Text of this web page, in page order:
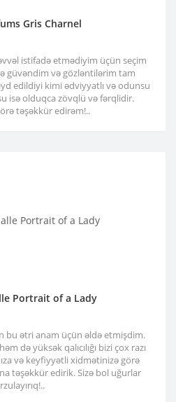
Gris Charnel
istifadə etmədiyim üçün seçim
güvəndim və gözləntilərim tam
edildiyi kimi ədviyyatlı və odunsu
isə olduqca zövqlü və fərqlidir.
təşəkkür edirəm!..
Portrait of a Lady
bu ətri anam üçün əldə etmişdim.
də yüksək qalıcılığı bizi çox razı
və keyfiyyətli xidmətinizə görə
təşəkkür edirik. Sizə bol uğurlar